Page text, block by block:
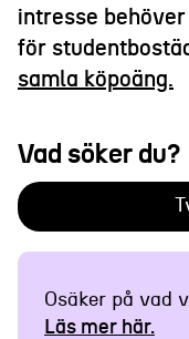
intresse
för
samla köpoäng.
Vad söker du?
Osäker på vad
Läs mer här.